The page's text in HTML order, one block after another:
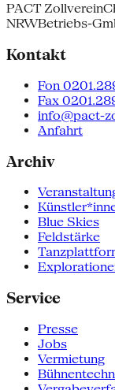
PACT Zollverein
NRWBetriebs-
Kontakt
Fon
Fax
info@pact-
Anfahrt
Archiv
Blue Skies
Feldstärke
Service
Presse
Jobs
Vermietung